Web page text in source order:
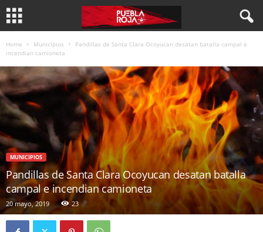
Home Municipios
Pandillas de Santa Clara Ocoyucan desatan batalla campal e
incendian camioneta
MUNICIPIOS
Pandillas de Santa Clara Ocoyucan desatan batalla
campal e incendian camioneta
20 mayo, 2019 23